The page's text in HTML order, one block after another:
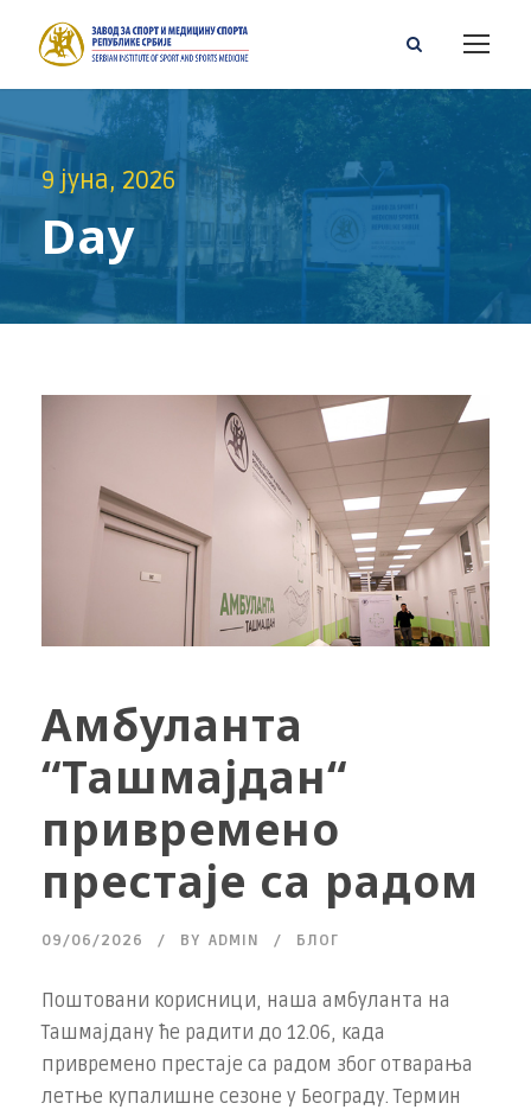
9 јуна, 2026
Day
Амбуланта
“Ташмајдан“
привремено
престаје са радом
09/06/2026 BY ADMIN БЛОГ
Поштовани корисници, наша амбуланта на
Ташмајдану ће радити до 12.06, када
привремено престаје са радом због отварања
летње купалишне сезоне у Београду. Термин